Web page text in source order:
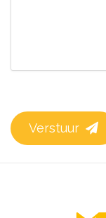
Verstuur